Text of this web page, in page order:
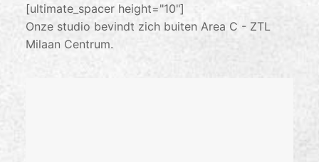
[ultimate_spacer height="10"]
Onze studio bevindt zich buiten Area C - ZTL
Milaan Centrum.